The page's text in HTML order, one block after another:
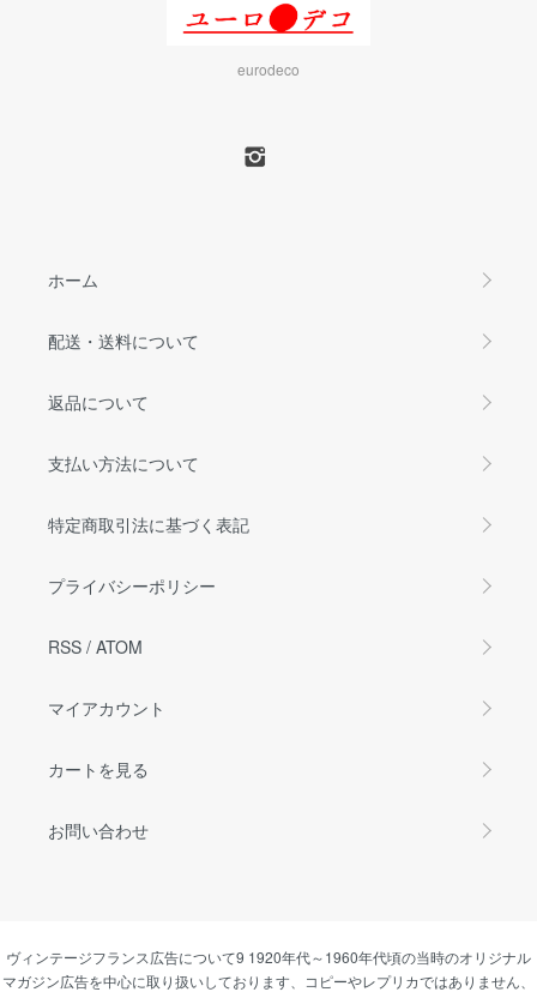
eurodeco
ホーム
配送・送料について
返品について
支払い方法について
特定商取引法に基づく表記
プライバシーポリシー
RSS / ATOM
マイアカウント
カートを見る
お問い合わせ
ヴィンテージフランス広告について9 1920年代～1960年代頃の当時のオリジナル
マガジン広告を中心に取り扱いしております、コピーやレプリカではありません、